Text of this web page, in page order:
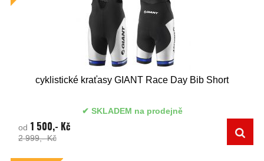
cyklistické kraťasy GIANT Race Day Bib Short
SKLADEM na prodejně
od 1 500,- Kč
2 999,- Kč